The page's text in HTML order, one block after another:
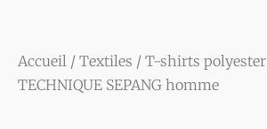
Accueil / Textiles / T-shirts polyester
TECHNIQUE SEPANG homme